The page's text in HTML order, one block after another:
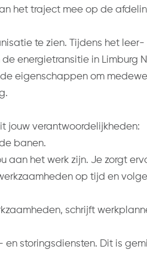
het traject mee op de
te zien. Tijdens het
energietransitie in Limburg
eigenschappen om
jouw verantwoordelijkheden:
banen.
aan het werk zijn. Je zorgt
op tijd en
schrijft
storingsdiensten. Dit is